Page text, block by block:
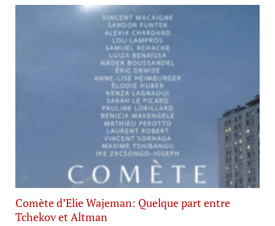
Comète d’Elie Wajeman: Quelque part entre
Tchekov et Altman